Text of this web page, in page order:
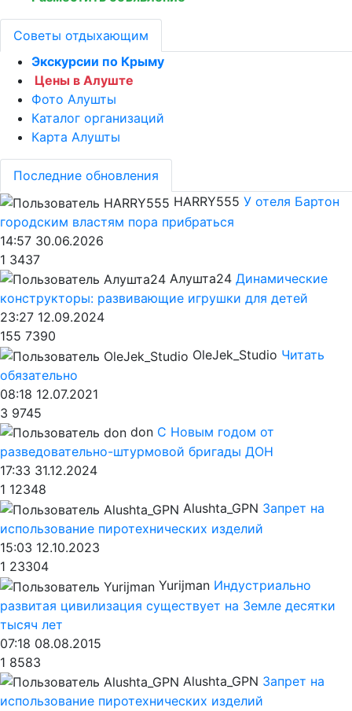
Советы отдыхающим
Экскурсии по Крыму
Цены в Алуште
Фото Алушты
Каталог организаций
Карта Алушты
Последние обновления
HARRY555 У отеля Бартон
городским властям пора прибраться
14:57 30.06.2026
1 3437
Алушта24 Динамические
конструкторы: развивающие игрушки для детей
23:27 12.09.2024
155 7390
OleJek_Studio Читать
обязательно
08:18 12.07.2021
3 9745
don С Новым годом от
разведовательно-штурмовой бригады ДОН
17:33 31.12.2024
1 12348
Alushta_GPN Запрет на
использование пиротехнических изделий
15:03 12.10.2023
1 23304
Yurijman Индустриально
развитая цивилизация существует на Земле десятки
тысяч лет
07:18 08.08.2015
1 8583
Alushta_GPN Запрет на
использование пиротехнических изделий